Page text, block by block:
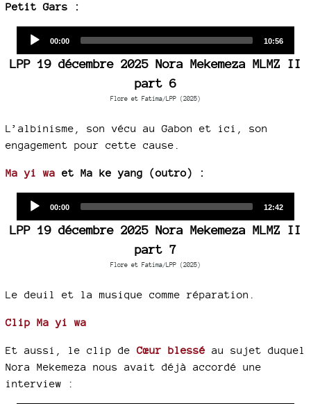
Petit Gars :
Audio
Current
00:00
Total
10:56
LPP 19 décembre 2025 Nora Mekemeza MLMZ II
part 6
Flore et Fatima/LPP (2025)
L’albinisme, son vécu au Gabon et ici, son
engagement pour cette cause.
Ma yi wa et Ma ke yang (outro) :
Audio
Current
00:00
Total
12:42
LPP 19 décembre 2025 Nora Mekemeza MLMZ II
part 7
Flore et Fatima/LPP (2025)
Le deuil et la musique comme réparation.
Clip Ma yi wa
Et aussi, le clip deCœur blessé au sujet duquel
Nora Mekemeza nous avait déjà accordé une
interview :